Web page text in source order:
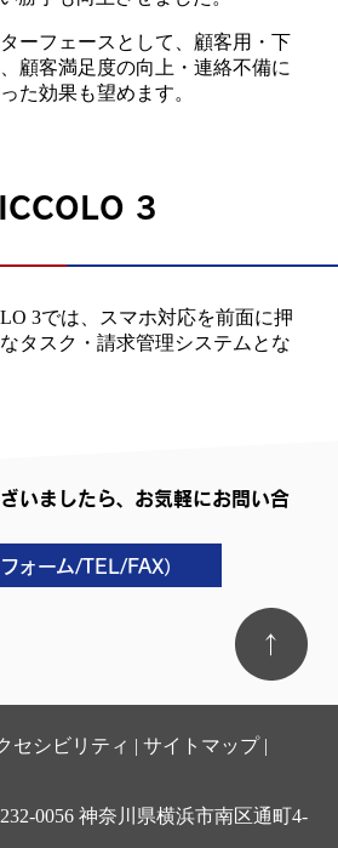
ーフェースとして、顧客用・下
顧客満足度の向上・連絡不備に
た効果も望めます。
3
3では、スマホ対応を前面に押
タスク・請求管理システムとな
いましたら、お気軽にお問い合
ォーム/TEL/FAX）
セシビリティ | サイトマップ|
0056 神奈川県横浜市南区通町4-